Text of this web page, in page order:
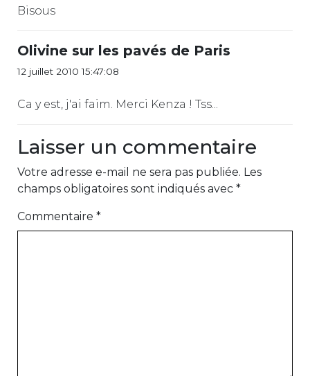
Bisous
Olivine sur les pavés de Paris
12 juillet 2010 15:47:08
Ca y est, j'ai faim. Merci Kenza ! Tss...
Laisser un commentaire
Votre adresse e-mail ne sera pas publiée. Les
champs obligatoires sont indiqués avec *
Commentaire *